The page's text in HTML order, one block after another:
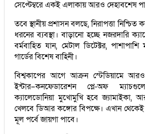
সেপ্টেম্বরে একই এলাকায় আরও দেহাবশেষ
তবে স্থানীয় প্রশাসন বলছে, নিরাপত্তা
ধরনের ব্যবস্থা। বাড়ানো হচ্ছে নজরদারি
বর্মবাহিত যান, মেটাল ডিটেক্টর,
গার্ডের বিশেষ বাহিনী।
বিশ্বকাপের আগে আক্রন স্টেডিয়ামে
ইন্টার–কনফেডারেশন প্লে-অফ
ক্যালেডোনিয়া মুখোমুখি হবে জ্যামাইকা,
খেলবে ডিআর কঙ্গোর বিপক্ষে। এখান
মূল পর্বে জায়গা পাবে।